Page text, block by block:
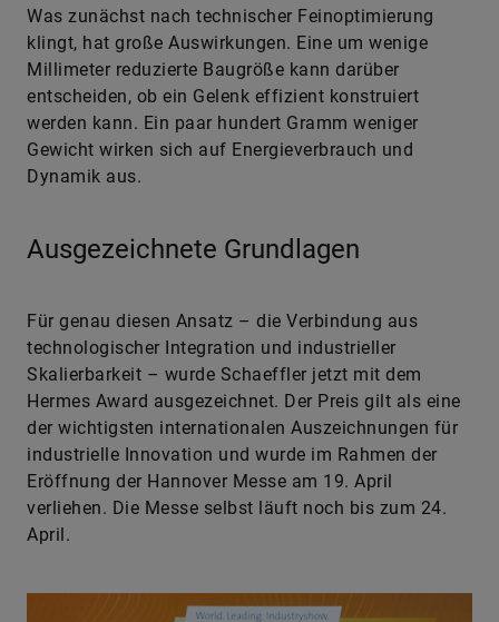
Was zunächst nach technischer Feinoptimierung
klingt, hat große Auswirkungen. Eine um wenige
Millimeter reduzierte Baugröße kann darüber
entscheiden, ob ein Gelenk effizient konstruiert
werden kann. Ein paar hundert Gramm weniger
Gewicht wirken sich auf Energieverbrauch und
Dynamik aus.
Ausgezeichnete Grundlagen
Für genau diesen Ansatz – die Verbindung aus
technologischer Integration und industrieller
Skalierbarkeit – wurde Schaeffler jetzt mit dem
Hermes Award ausgezeichnet. Der Preis gilt als eine
der wichtigsten internationalen Auszeichnungen für
industrielle Innovation und wurde im Rahmen der
Eröffnung der Hannover Messe am 19. April
verliehen. Die Messe selbst läuft noch bis zum 24.
April.